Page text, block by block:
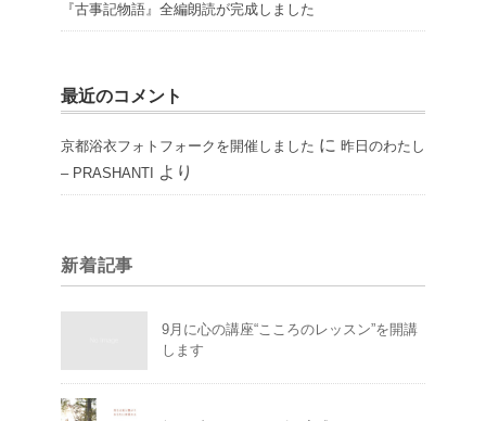
『古事記物語』全編朗読が完成しました
最近のコメント
京都浴衣フォトフォークを開催しました に 昨日のわたし
– PRASHANTI
より
新着記事
9月に心の講座“こころのレッスン”を開講
します